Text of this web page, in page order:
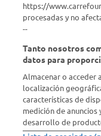
Descubrí Carrefour
Conocenos
Info útil
Comprá Online
https://
procesadas y no
--
Tanto nosotros
datos para
Almacenar o acceder
localización
características de
medición de
desarrollo de